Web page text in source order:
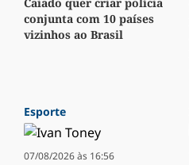
conjunta com 10 países
vizinhos ao Brasil
Esporte
07/08/2026 às 16:56